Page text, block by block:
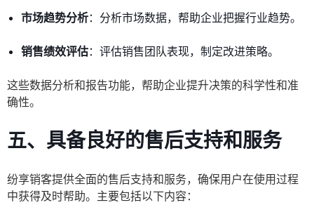
市场趋势分析：分析市场数据，帮助企业把握行业趋势。
销售绩效评估：评估销售团队表现，制定改进策略。
这些数据分析和报告功能，帮助企业提升决策的科学性和准
确性。
五、具备良好的售后支持和服务
纷享销客提供全面的售后支持和服务，确保用户在使用过程
中获得及时帮助。主要包括以下内容：